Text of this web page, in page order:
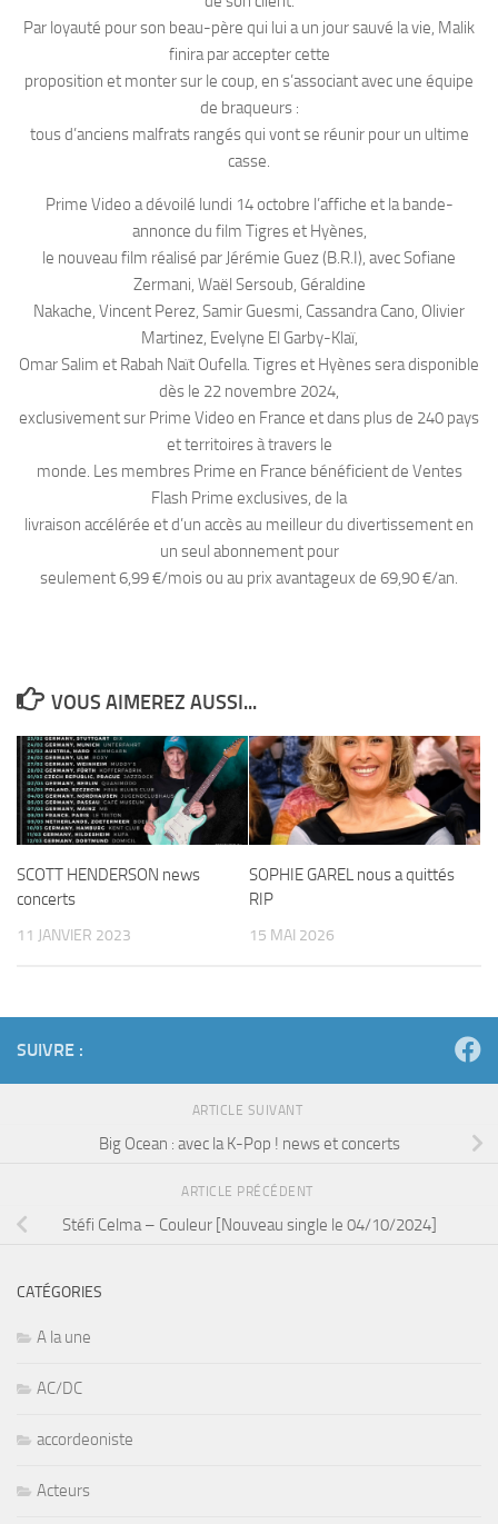
Par loyauté pour son beau-père qui lui a un jour sauvé la vie, Malik
finira par accepter cette
proposition et monter sur le coup, en s’associant avec une équipe
de braqueurs :
tous d’anciens malfrats rangés qui vont se réunir pour un ultime
casse.
Prime Video a dévoilé lundi 14 octobre l’affiche et la bande-
annonce du film Tigres et Hyènes,
le nouveau film réalisé par Jérémie Guez (B.R.I), avec Sofiane
Zermani, Waël Sersoub, Géraldine
Nakache, Vincent Perez, Samir Guesmi, Cassandra Cano, Olivier
Martinez, Evelyne El Garby-Klaï,
Omar Salim et Rabah Naït Oufella. Tigres et Hyènes sera disponible
dès le 22 novembre 2024,
exclusivement sur Prime Video en France et dans plus de 240 pays
et territoires à travers le
monde. Les membres Prime en France bénéficient de Ventes
Flash Prime exclusives, de la
livraison accélérée et d’un accès au meilleur du divertissement en
un seul abonnement pour
seulement 6,99 €/mois ou au prix avantageux de 69,90 €/an.
VOUS AIMEREZ AUSSI...
SCOTT HENDERSON news
concerts
11 JANVIER 2023
SOPHIE GAREL nous a quittés
RIP
15 MAI 2026
SUIVRE :
ARTICLE SUIVANT
Big Ocean : avec la K-Pop ! news et concerts
ARTICLE PRÉCÉDENT
Stéfi Celma – Couleur [Nouveau single le 04/10/2024]
CATÉGORIES
A la une
AC/DC
accordeoniste
Acteurs